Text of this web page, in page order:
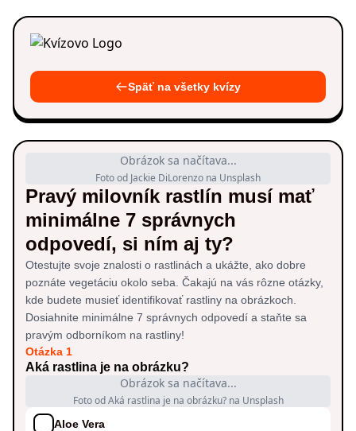
Späť na všetky kvízy
Obrázok sa načítava...
Foto od Jackie DiLorenzo na Unsplash
Pravý milovník rastlín musí mať
minimálne 7 správnych
odpovedí, si ním aj ty?
Otestujte svoje znalosti o rastlinách a ukážte, ako dobre
poznáte vegetáciu okolo seba. Čakajú na vás rôzne otázky,
kde budete musieť identifikovať rastliny na obrázkoch.
Dosiahnite minimálne 7 správnych odpovedí a staňte sa
pravým odborníkom na rastliny!
Otázka 1
Aká rastlina je na obrázku?
Obrázok sa načítava...
Foto od Aká rastlina je na obrázku? na Unsplash
Aloe Vera